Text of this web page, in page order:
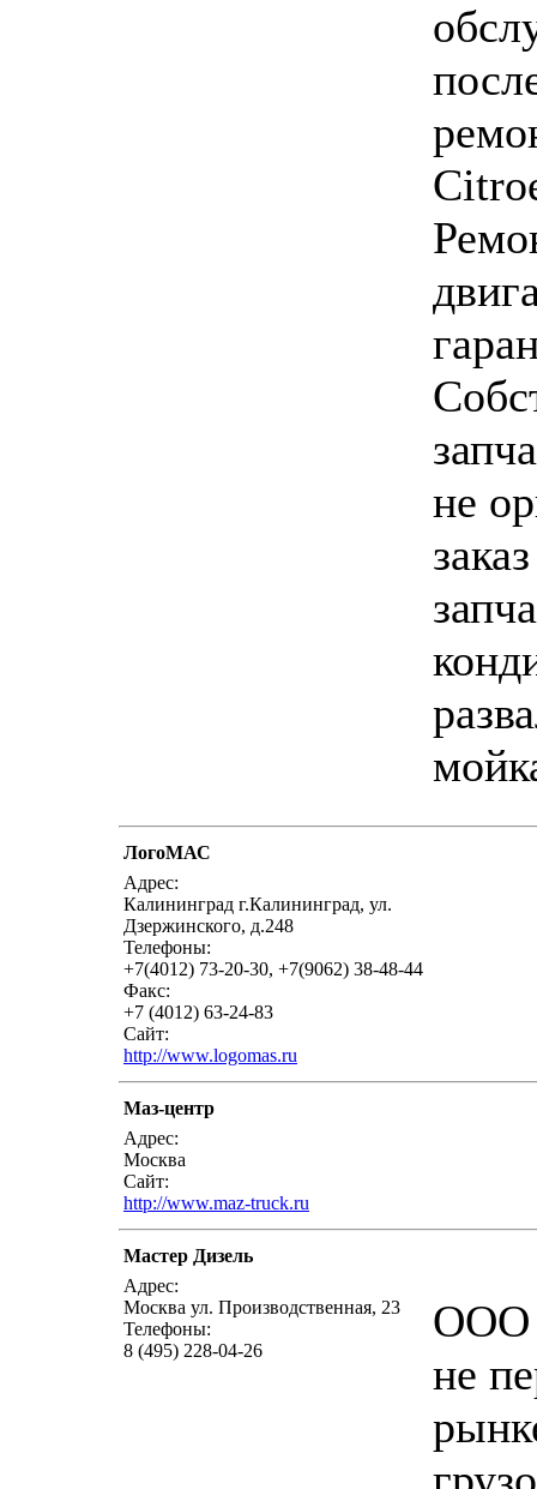
не
ЛогоМАС
Адрес:
Калининград г.Калининград, ул.
Дзержинского, д.248
Телефоны:
+7(4012) 73-20-30, +7(9062) 38-48-44
Факс:
+7 (4012) 63-24-83
Сайт:
http://www.logomas.ru
Маз-центр
Адрес:
Москва
Сайт:
http://www.maz-truck.ru
Мастер Дизель
Адрес:
Москва ул. Производственная, 23
Телефоны:
8 (495) 228-04-26
ООО
не